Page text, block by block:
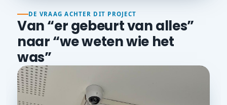
DE VRAAG ACHTER DIT PROJECT
Van “er gebeurt van alles”
naar “we weten wie het
was”